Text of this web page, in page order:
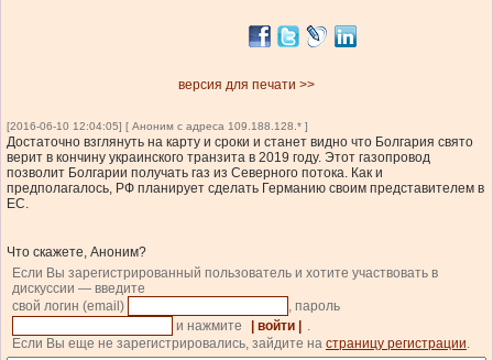
версия для печати >>
[2016-06-10 12:04:05] [ Аноним с адреса 109.188.128.* ]
Достаточно взглянуть на карту и сроки и станет видно что Болгария свято
верит в кончину украинского транзита в 2019 году. Этот газопровод
позволит Болгарии получать газ из Северного потока. Как и
предполагалось, РФ планирует сделать Германию своим представителем в
ЕС.
Что скажете, Аноним?
Если Вы зарегистрированный пользователь и хотите участвовать в
дискуссии — введите
свой логин (email)
, пароль
и нажмите
| войти |
.
Если Вы еще не зарегистрировались, зайдите на страницу регистрации.